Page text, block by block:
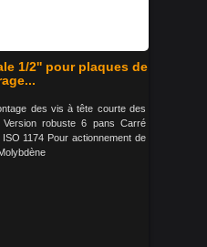
1/2'' pour plaques de
des vis à tête courte des
Version robuste 6 pans Carré
1174 Pour actionnement de